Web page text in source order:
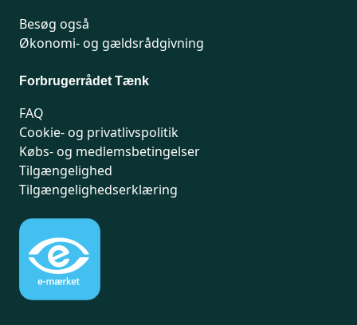
Besøg også
Økonomi- og gældsrådgivning
Forbrugerrådet Tænk
FAQ
Cookie- og privatlivspolitik
Købs- og medlemsbetingelser
Tilgængelighed
Tilgængelighedserklæring